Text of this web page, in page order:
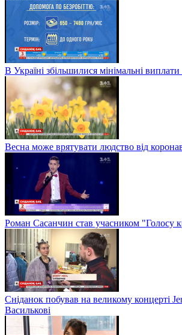
В Україні збільшилися мінімальні
Весна може врятувати людство від
Роман Сасанчин став учасником "Голосу
Сніданок побував на великому концерті
Василькові